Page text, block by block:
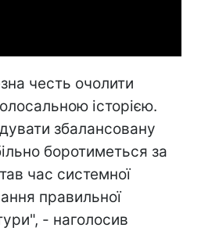
честь очолити
історією.
збалансовану
боротиметься за
час системної
правильної
- наголосив